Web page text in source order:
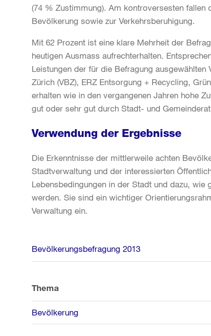
(74 % Zustimmung). Am kontroversesten
Bevölkerung sowie zur Verkehrsberuhigung.
Mit 62 Prozent ist eine klare Mehrheit der
heutigen Ausmass aufrechterhalten.
Leistungen der für die Befragung
Zürich (VBZ), ERZ Entsorgung + Recycling,
erhalten wie in den vergangenen Jahren hohe
gut oder sehr gut durch Stadt- und
Verwendung der Ergebnisse
Die Erkenntnisse der mittlerweile achten
Stadtverwaltung und der interessierten
Lebensbedingungen in der Stadt und dazu,
werden. Sie sind ein wichtiger
Verwaltung ein.
Weitere
Informationen
Bevölkerungsbefragung 2013
Thema
Bevölkerung